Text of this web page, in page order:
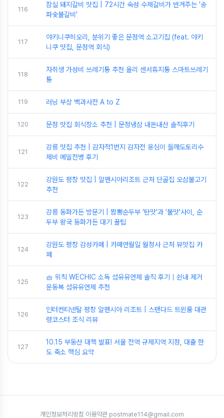
116
잠실 돼지갈비 맛집 | 72시간 숙성 수제갈비가 반겨주는 '송
파숯불갈비'
117
야키니쿠히오리, 분위기 좋은 문정역 소고기집 (feat. 야키
니쿠 맛집, 문정역 회식)
118
자취생 가성비 쓰레기통 추천 올리 센서휴지통 스마트쓰레기
통
119 러닝 부상 백과사전 A to Z
120 문정 맛집 회식장소 추천 | 문정냉삼 내돈내산 솔직후기
121
강릉 맛집 추천 | 감자적1번지 감자전 옹심이 들깨도토리수
제비 메밀전병 후기
122
강원도 평창 맛집 | 알펜시아리조트 근처 단골집 오삼불고기
추천
123
강릉 동화가든 방문기 | 짬뽕순두부 '탄맛'과 '불맛'사이, 순
두부 왕국 동화가든 대기 꿀팁
124
강원도 평창 감성카페 | 카페연월일 월정사 근처 뷰맛집 카
페
125
🧺 위칙 WECHIC 소독 섬유유연제 솔직 후기｜쉰내 제거
운동복 섬유유연제 추천
126
인터컨티넨탈 평창 알펜시아 리조트 | 스탠다드 트윈룸 대관
령코스터 조식 리뷰
127
10.15 부동산 대책 발표! 서울 전역 규제지역 지정, 대출 한
도 축소 핵심 요약
개인정보처리방침 ·이용약관·postmate114@gmail.com